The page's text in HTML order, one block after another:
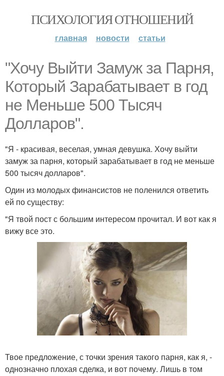
ПСИХОЛОГИЯ ОТНОШЕНИЙ
главная новости статьи
"Хочу Выйти Замуж за Парня,
Который Зарабатывает в год
не Меньше 500 Тысяч
Долларов".
"Я - красивая, веселая, умная девушка. Хочу выйти
замуж за парня, который зарабатывает в год не меньше
500 тысяч долларов".
Один из молодых финансистов не поленился ответить
ей по существу:
"Я твой пост с большим интересом прочитал. И вот как я
вижу все это.
Твое предложение, с точки зрения такого парня, как я, -
однозначно плохая сделка, и вот почему. Лишь в том